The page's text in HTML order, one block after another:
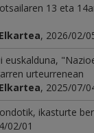
13 eta
, 2026/02/
euskalduna,
urteurrenean
, 2025/07/
ikasturte
02/01